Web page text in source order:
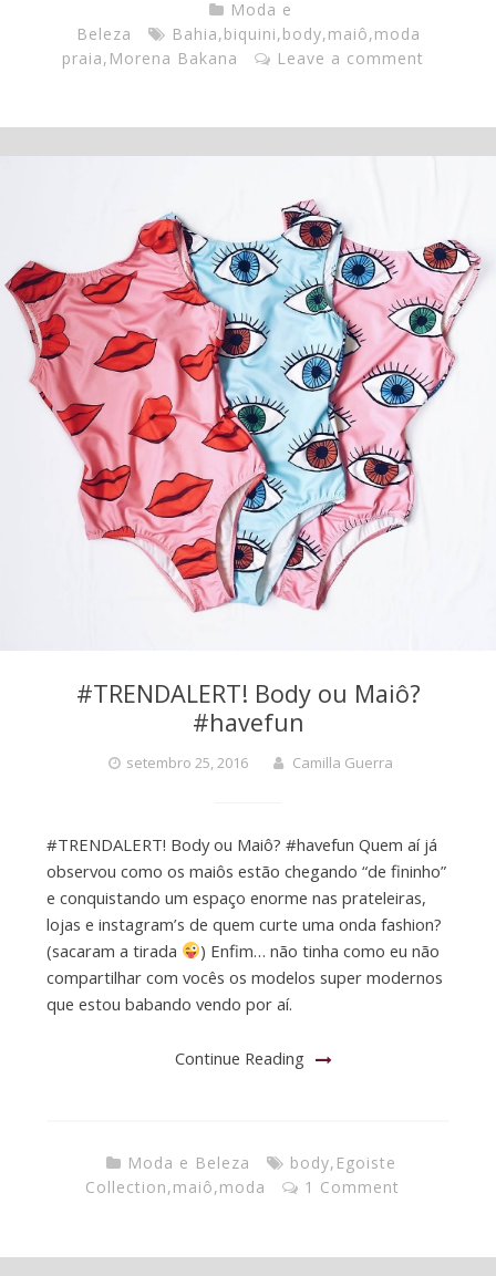
Moda e
Beleza
Bahia,biquini,body,maiô,moda
praia, Morena Bakana Leave a comment
#TRENDALERT! Body ou Maiô?
#havefun
setembro 25, 2016 Camilla Guerra
#TRENDALERT! Body ou Maiô? #havefun Quem aí já
observou como os maiôs estão chegando “de fininho”
e conquistando um espaço enorme nas prateleiras,
lojas e instagram’s de quem curte uma onda fashion?
(sacaram a tirada
) Enfim… não tinha como eu não
compartilhar com vocês os modelos super modernos
que estou babando vendo por aí.
Continue Reading
Moda e Beleza body, Egoiste
Collection,maiô,moda 1 Comment